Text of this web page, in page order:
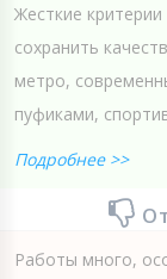
Жесткие
сохранить
метро,
пуфиками,
Подробнее >>
Работы много,